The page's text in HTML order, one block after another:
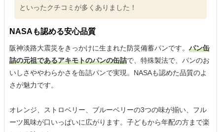
といったクチコミが多くありました！
NASAも認める安心品質
阪神淡路大震災をきっかけに生まれた防災備蓄パンです。 パン缶
詰の元祖であるアキモトのパンの缶詰で、特殊製法で、パンのお
いしさややわらかさを缶詰パンで実現。NASAも認めた品質のよ
さが魅力です。
オレンジ、ストロベリー、ブルーベリーの3つの味が揃い、フル
ーツ風味が口いっぱいに広がります。子どもから年配の方まで楽